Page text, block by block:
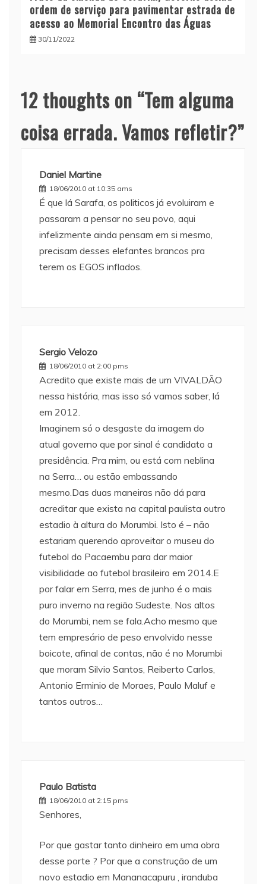
ordem de serviço para pavimentar estrada de
acesso ao Memorial Encontro das Águas
30/11/2022
12 thoughts on “Tem alguma
coisa errada. Vamos refletir?”
Daniel Martine
18/06/2010 at 10:35 ams
É que lá Sarafa, os politicos já evoluiram e
passaram a pensar no seu povo, aqui
infelizmente ainda pensam em si mesmo,
precisam desses elefantes brancos pra
terem os EGOS inflados.
Sergio Velozo
18/06/2010 at 2:00 pms
Acredito que existe mais de um VIVALDÃO
nessa história, mas isso só vamos saber, lá
em 2012.
Imaginem só o desgaste da imagem do
atual governo que por sinal é candidato a
presidência. Pra mim, ou está com neblina
na Serra… ou estão embassando
mesmo.Das duas maneiras não dá para
acreditar que exista na capital paulista outro
estadio à altura do Morumbi. Isto é – não
estariam querendo aproveitar o museu do
futebol do Pacaembu para dar maior
visibilidade ao futebol brasileiro em 2014.E
por falar em Serra, mes de junho é o mais
puro inverno na região Sudeste. Nos altos
do Morumbi, nem se fala.Acho mesmo que
tem empresário de peso envolvido nesse
boicote, afinal de contas, não é no Morumbi
que moram Silvio Santos, Reiberto Carlos,
Antonio Erminio de Moraes, Paulo Maluf e
tantos outros…
Paulo Batista
18/06/2010 at 2:15 pms
Senhores,
Por que gastar tanto dinheiro em uma obra
desse porte ? Por que a construção de um
novo estadio em Mananacapuru , iranduba